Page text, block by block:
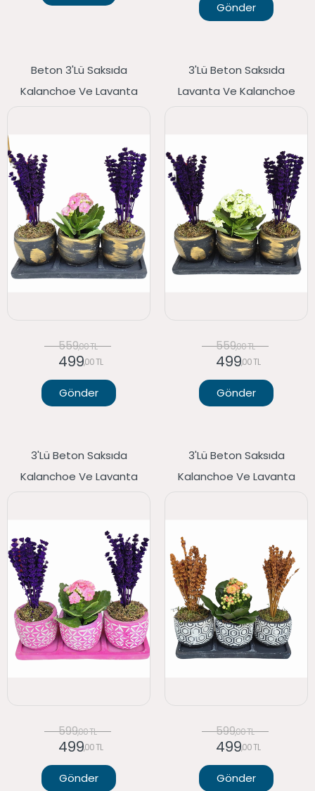
Gönder
Beton 3'lü Saksıda
Kalanchoe Ve Lavanta
559,00 TL
499,00 TL
Gönder
3'lü Beton Saksıda
Lavanta Ve Kalanchoe
559,00 TL
499,00 TL
Gönder
3'lü Beton Saksıda
Kalanchoe Ve Lavanta
599,00 TL
499,00 TL
Gönder
3'lü Beton Saksıda
Kalanchoe Ve Lavanta
599,00 TL
499,00 TL
Gönder